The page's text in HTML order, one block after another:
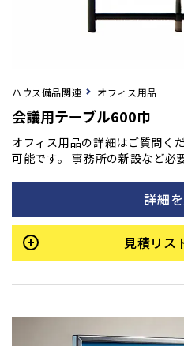
ハウス備品関連 オフィス用品
会議用テーブル600巾
オフィス用品の詳細はご質問く
可能です。 事務所の新設など必
詳細
見積リス